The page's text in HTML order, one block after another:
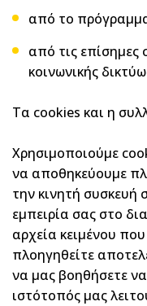
από το
από τις επίσημες
κοινωνικής
Τα cookies και η
Χρησιμοποιούμε
να αποθηκεύουμε
την κινητή συσκευή
εμπειρία σας στο
αρχεία κειμένου
πλοηγηθείτε
να μας βοηθήσετε
ιστότοπός μας